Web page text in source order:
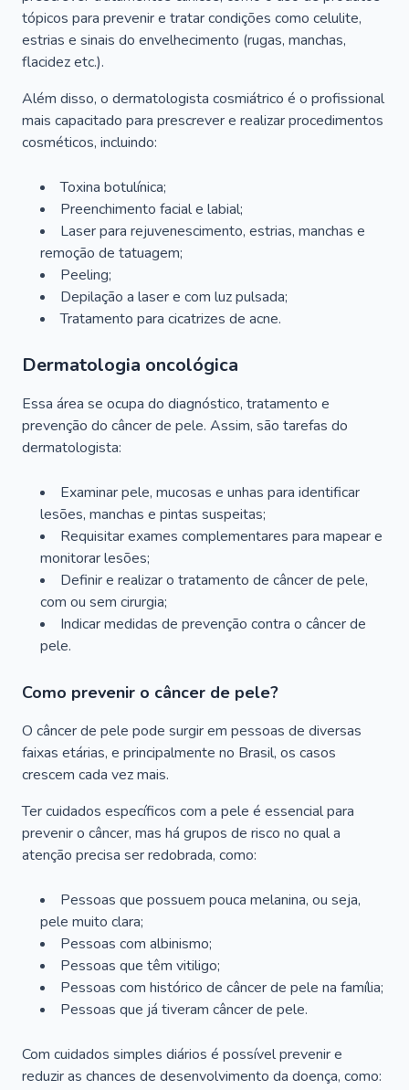
tópicos para prevenir e tratar condições como celulite,
estrias e sinais do envelhecimento (rugas, manchas,
flacidez etc.).
Além disso, o dermatologista cosmiátrico é o profissional
mais capacitado para prescrever e realizar procedimentos
cosméticos, incluindo:
Toxina botulínica;
Preenchimento facial e labial;
Laser para rejuvenescimento, estrias, manchas e
remoção de tatuagem;
Peeling;
Depilação a laser e com luz pulsada;
Tratamento para cicatrizes de acne.
Dermatologia oncológica
Essa área se ocupa do diagnóstico, tratamento e
prevenção do câncer de pele. Assim, são tarefas do
dermatologista:
Examinar pele, mucosas e unhas para identificar
lesões, manchas e pintas suspeitas;
Requisitar exames complementares para mapear e
monitorar lesões;
Definir e realizar o tratamento de câncer de pele,
com ou sem cirurgia;
Indicar medidas de prevenção contra o câncer de
pele.
Como prevenir o câncer de pele?
O câncer de pele pode surgir em pessoas de diversas
faixas etárias, e principalmente no Brasil, os casos
crescem cada vez mais.
Ter cuidados específicos com a pele é essencial para
prevenir o câncer, mas há grupos de risco no qual a
atenção precisa ser redobrada, como:
Pessoas que possuem pouca melanina, ou seja,
pele muito clara;
Pessoas com albinismo;
Pessoas que têm vitiligo;
Pessoas com histórico de câncer de pele na família;
Pessoas que já tiveram câncer de pele.
Com cuidados simples diários é possível prevenir e
reduzir as chances de desenvolvimento da doença, como: